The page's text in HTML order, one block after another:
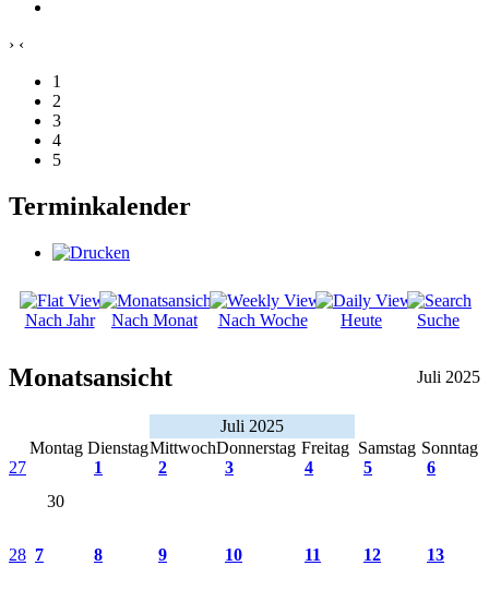
› ‹
1
2
3
4
5
Terminkalender
Nach Jahr Nach Monat Nach Woche Heute Suche
Monatsansicht Juli 2025
Juli 2025
Montag DienstagMittwochDonnerstag Freitag Samstag Sonntag
27
30
1 2 3 4 5 6
28 7 8 9 10 11 12 13